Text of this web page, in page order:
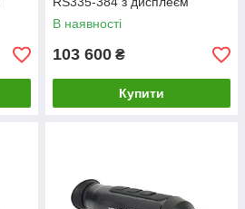
В наявності
103 600 ₴
Купити